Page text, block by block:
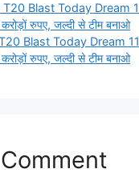
T20 Blast Today Dream
रुपए, जल्दी से टीम बनाओ
Blast Today Dream
रुपए, जल्दी से टीम बनाओ